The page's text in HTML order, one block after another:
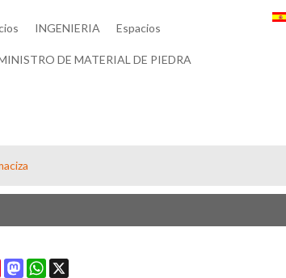
INGENIERIA Espacios
DE MATERIAL DE PIEDRA
PinterestMastodonWhatsApp